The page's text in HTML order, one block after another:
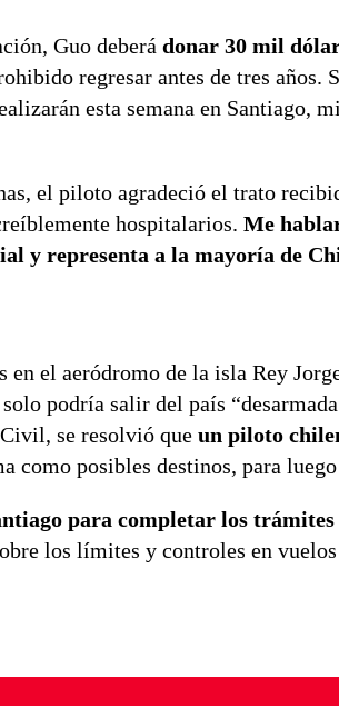
Guo deberá donar 30 mil
regresar antes de tres años.
esta semana en Santiago,
el piloto agradeció el trato
hospitalarios. Me
y representa a la mayoría de
el aeródromo de la isla Rey
podría salir del país
se resolvió que un piloto
como posibles destinos, para
para completar los trámites
los límites y controles en